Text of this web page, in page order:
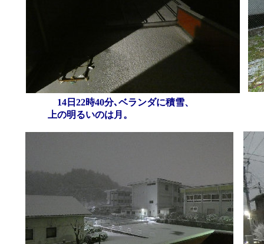
14日22時40分､ベランダに積雪、
上の明るいのは月。